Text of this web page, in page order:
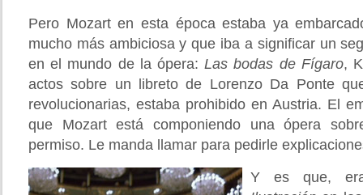
Pero Mozart en esta época estaba ya
mucho más ambiciosa y que iba a significar un
en el mundo de la ópera:Las bodas de Fígaro,
actos sobre un libreto de Lorenzo Da Ponte
revolucionarias, estaba prohibido en Austria. El
que Mozart está componiendo una ópera
permiso. Le manda llamar para pedirle
Y es que,